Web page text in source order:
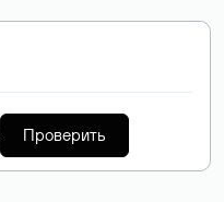
Проверить